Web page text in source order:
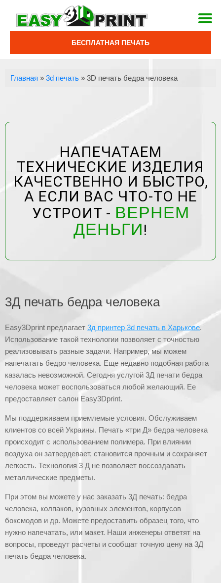
БЕСПЛАТНАЯ ПЕЧАТЬ
Главная »3d печать »3D печать бедра человека
НАПЕЧАТАЕМ
ТЕХНИЧЕСКИЕ ИЗДЕЛИЯ
КАЧЕСТВЕННО И БЫСТРО,
А ЕСЛИ ВАС ЧТО-ТО НЕ
УСТРОИТ - ВЕРНЕМ
ДЕНЬГИ!
3Д печать бедра человека
Easy3Dprint предлагает 3д принтер 3d печать в Харькове.
Использование такой технологии позволяет с точностью
реализовывать разные задачи. Например, мы можем
напечатать бедро человека. Еще недавно подобная работа
казалась невозможной. Сегодня услугой 3Д печати бедра
человека может воспользоваться любой желающий. Ее
предоставляет салон Easy3Dprint.
Мы поддерживаем приемлемые условия. Обслуживаем
клиентов со всей Украины. Печать «три Д» бедра человека
происходит с использованием полимера. При влиянии
воздуха он затвердевает, становится прочным и сохраняет
легкость. Технология 3 Д не позволяет воссоздавать
металлические предметы.
При этом вы можете у нас заказать 3Д печать: бедра
человека, колпаков, кузовных элементов, корпусов
боксмодов и др. Можете предоставить образец того, что
нужно напечатать, или макет. Наши инженеры ответят на
вопросы, проведут расчеты и сообщат точную цену на 3Д
печать бедра человека.